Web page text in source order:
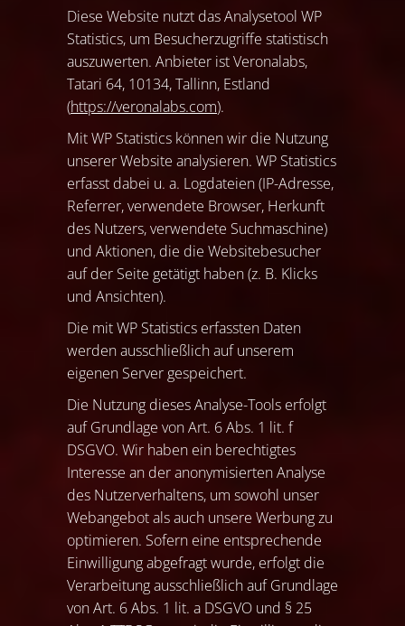
Diese Website nutzt das Analysetool WP
Statistics, um Besucherzugriffe statistisch
auszuwerten. Anbieter ist Veronalabs,
Tatari 64, 10134, Tallinn, Estland
(https://veronalabs.com).
Mit WP Statistics können wir die Nutzung
unserer Website analysieren. WP Statistics
erfasst dabei u. a. Logdateien (IP-Adresse,
Referrer, verwendete Browser, Herkunft
des Nutzers, verwendete Suchmaschine)
und Aktionen, die die Websitebesucher
auf der Seite getätigt haben (z. B. Klicks
und Ansichten).
Die mit WP Statistics erfassten Daten
werden ausschließlich auf unserem
eigenen Server gespeichert.
Die Nutzung dieses Analyse-Tools erfolgt
auf Grundlage von Art. 6 Abs. 1 lit. f
DSGVO. Wir haben ein berechtigtes
Interesse an der anonymisierten Analyse
des Nutzerverhaltens, um sowohl unser
Webangebot als auch unsere Werbung zu
optimieren. Sofern eine entsprechende
Einwilligung abgefragt wurde, erfolgt die
Verarbeitung ausschließlich auf Grundlage
von Art. 6 Abs. 1 lit. a DSGVO und § 25